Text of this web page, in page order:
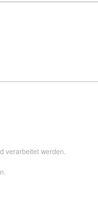
verarbeitet werden.